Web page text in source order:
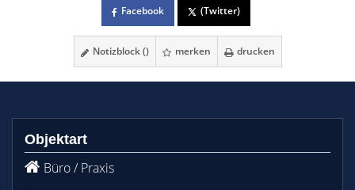
Facebook (Twitter)
Notizblock () merken drucken
Objektart
Büro / Praxis